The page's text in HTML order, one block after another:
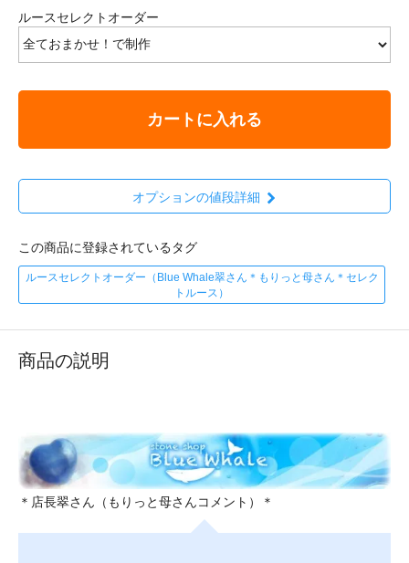
ルースセレクトオーダー
カートに入れる
オプションの値段詳細
この商品に登録されているタグ
ルースセレクトオーダー（Blue Whale翠さん＊もりっと母さん＊セレク
トルース）
商品の説明
＊店長翠さん（もりっと母さんコメント）＊